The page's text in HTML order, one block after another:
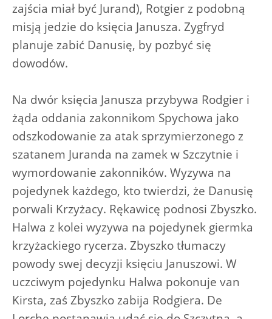
zajścia miał być Jurand), Rotgier z podobną
misją jedzie do księcia Janusza. Zygfryd
planuje zabić Danusię, by pozbyć się
dowodów.
Na dwór księcia Janusza przybywa Rodgier i
żąda oddania zakonnikom Spychowa jako
odszkodowanie za atak sprzymierzonego z
szatanem Juranda na zamek w Szczytnie i
wymordowanie zakonników. Wyzywa na
pojedynek każdego, kto twierdzi, że Danusię
porwali Krzyżacy. Rękawicę podnosi Zbyszko.
Halwa z kolei wyzywa na pojedynek giermka
krzyżackiego rycerza. Zbyszko tłumaczy
powody swej decyzji księciu Januszowi. W
uczciwym pojedynku Halwa pokonuje van
Kirsta, zaś Zbyszko zabija Rodgiera. De